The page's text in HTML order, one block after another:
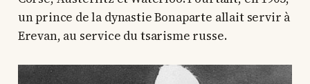
un prince de la dynastie Bonaparte allait servir à
Erevan, au service du tsarisme russe.